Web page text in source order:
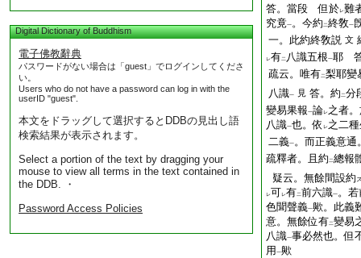
Digital Dictionary of Buddhism
電子佛教辭典
パスワードがない場合は「guest」でログインしてくださ
い。
Users who do not have a password can log in with the
userID "guest".
本文をドラッグして選択するとDDBの見出し語
検索結果が表示されます。
Select a portion of the text by dragging your
mouse to view all terms in the text contained in
the DDB. ・
Password Access Policies
答。當段 但於レ難
究竟一。今約 二終敎一
一。此約終敎説 文
レ有二 八識五根一耶
疏云。唯有二梨耶變
八識一 見 答。約 二分
變易果報一論レ之者
八識一也。依 レ之二
二義一。而正義意通
疏釋者。且約 二總報
疑云。無餘間設約
レ可レ有二前六識一。
色聞聲義一歟。此義
意。無餘位有二變易
八識一事必然也。但
用 一歟